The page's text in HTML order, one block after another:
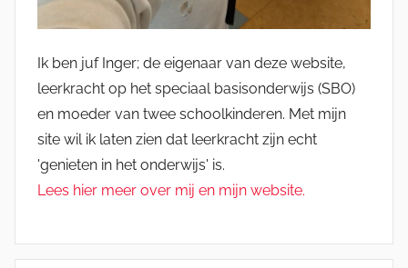
Ik ben juf Inger; de eigenaar van deze website,
leerkracht op het speciaal basisonderwijs (SBO)
en moeder van twee schoolkinderen. Met mijn
site wil ik laten zien dat leerkracht zijn echt
'genieten in het onderwijs' is.
Lees hier meer over mij en mijn website.